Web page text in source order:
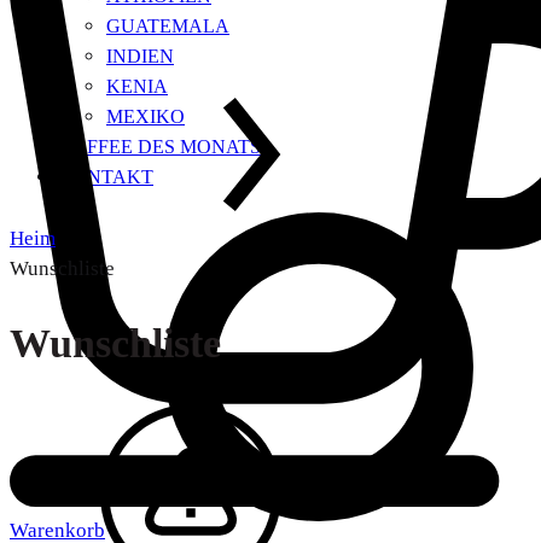
GUATEMALA
INDIEN
KENIA
MEXIKO
KAFFEE DES MONATS
KONTAKT
Warenkorb
Heim
Wunschliste
Wunschliste